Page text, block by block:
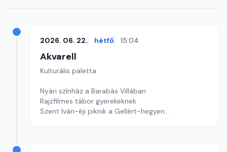
2026. 06. 22. hétfő 15:04
Akvarell
Kulturális paletta
Nyári színház a Barabás Villában
Rajzfilmes tábor gyerekeknek
Szent Iván-éji piknik a Gellért-hegyen